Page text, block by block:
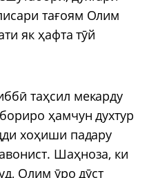
тағоям Олим
як ҳафта тӯй
таҳсил мекарду
ҳамчун духтур
хоҳиши падару
Шаҳноза, ки
Олим ӯро дӯст